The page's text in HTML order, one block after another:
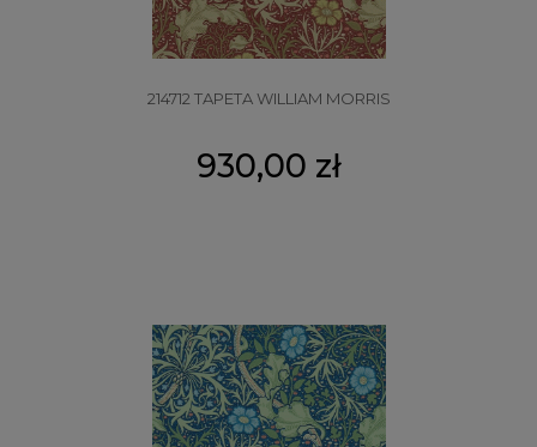
214712 TAPETA WILLIAM MORRIS
930,00 zł